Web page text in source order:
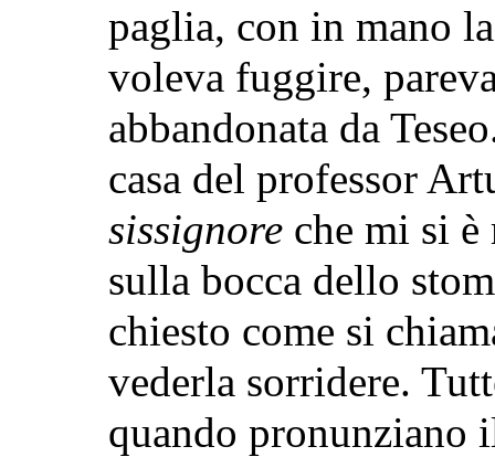
paglia, con in mano
voleva fuggire,
abbandonata da
casa del professor
sissignore che mi si è
sulla bocca dello
chiesto come si
vederla sorridere.
quando pronunziano